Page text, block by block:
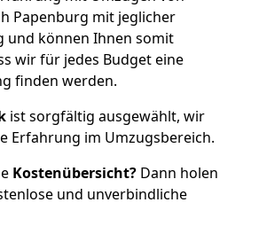
Papenburg mit jeglicher
und können Ihnen somit
wir für jedes Budget eine
finden werden.
ist sorgfältig ausgewählt, wir
Erfahrung im Umzugsbereich.
Kostenübersicht? Dann holen
und unverbindliche